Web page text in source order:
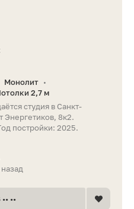
Монолит •
2,7 м
студия в Санкт-
Энергетиков, 8к2.
постройки: 2025.
••